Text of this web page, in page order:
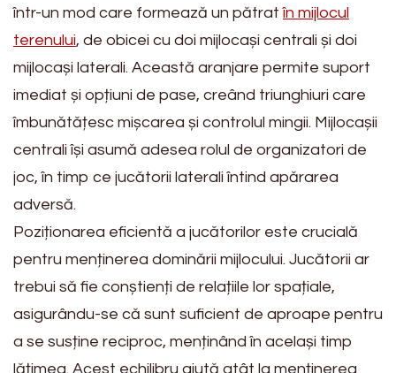
într-un mod care formează un pătratîn mijlocul
terenului, de obicei cu doi mijlocași centrali și doi
mijlocași laterali. Această aranjare permite suport
imediat și opțiuni de pase, creând triunghiuri care
îmbunătățesc mișcarea și controlul mingii. Mijlocașii
centrali își asumă adesea rolul de organizatori de
joc, în timp ce jucătorii laterali întind apărarea
adversă.
Poziționarea eficientă a jucătorilor este crucială
pentru menținerea dominării mijlocului. Jucătorii ar
trebui să fie conștienți de relațiile lor spațiale,
asigurându-se că sunt suficient de aproape pentru
a se susține reciproc, menținând în același timp
lățimea. Acest echilibru ajută atât la menținerea